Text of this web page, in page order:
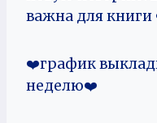
важна для
‍❤️‍график
неделю‍❤️‍